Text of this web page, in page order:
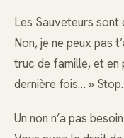
Les Sauveteurs sont
Non, je ne peux pas
truc de famille, et en
dernière fois… » Stop.
Un non n’a pas